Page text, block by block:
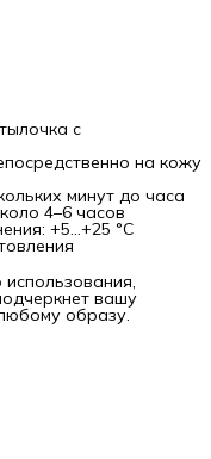
с
на кожу
минут до часа
4–6 часов
+5…+25 °C
вашу
образу.